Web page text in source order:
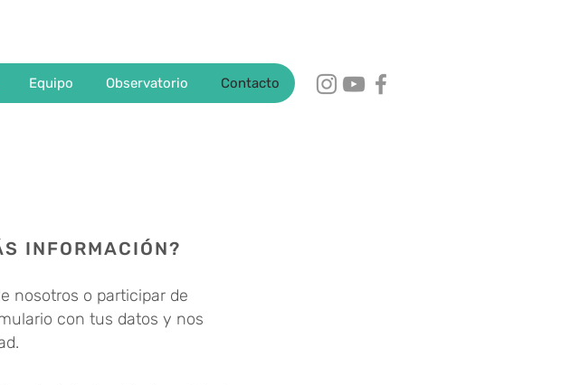
Equipo Observatorio Contacto
INFORMACIÓN?
nosotros o participar de
con tus datos y nos